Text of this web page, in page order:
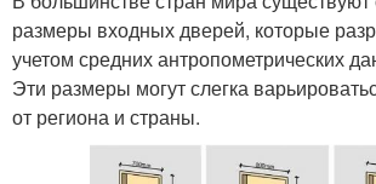
размеры входных дверей, которые
учетом средних антропометрических
Эти размеры могут слегка
от региона и страны.